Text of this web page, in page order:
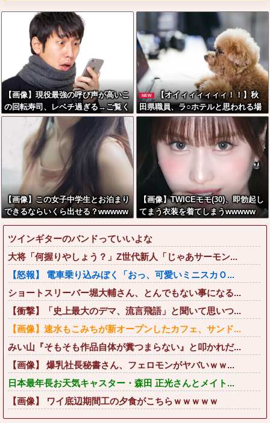
【画像】現役最強の呼び声が高いこ
の回転寿司、レベチ過ぎる→ご覧く
ださいw w w w w w w
NEW
【オイィィィィィィ！！】秋
田県職員、ラ○ホテルと思われる場
所から記者会見に参加してしまった
結果w w w w w w w w
【画像】この女子中学生とお泊まり
できるならいくら出せる？wwwww
【画像】TWICEモモ(30)、即勃起し
てまう衣装を着てしまうwwwww
ツインギターのバンドっていいよな
大将「何握りやしょう？」Z世代新人「じゃあサーモン...
【怒報】 電車乗り込みぼく「おっ、可愛いミニスカＯ...
ショートスリーバー堀大輔さん、とんでもない事になる...
【衝撃】「史上最大のデマ、流言飛語」と聞いて思いつ...
【画像】速水もこみちが新オープンしたカフェ、サンド...
みい山『そもそも作品自体が糞つまらない』と叩かれだ...
【画像】 爆乳社長秘書さん、フェロモンがヤバいｗｗ...
日本最年長お天気キャスター・森田 正光さんとメイト...
【画像】 ワイ底辺期間工の夕食がこちらｗｗｗｗｗ